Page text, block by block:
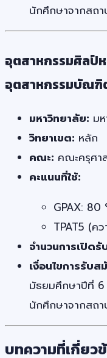
นักศึกษาจากสถ
อุตสาหกรรมศิลป์
อุตสาหกรรมบัณฑิ
มหาวิทยาลัย: ม
วิทยาเขต: หลัก
คณะ: คณะครุศา
คะแนนที่ใช้:
GPAX: 80
TPAT5 (ค
จำนวนการเปิด
เงื่อนไขการรับส
มัธยมศึกษาปีที่ 6
นักศึกษาจากสถ
บทความที่เกี่ยว